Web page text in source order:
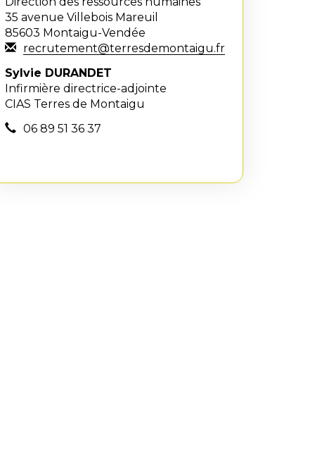
35 avenue Villebois Mareuil
85603 Montaigu-Vendée
recrutement@terresdemontaigu.fr
Sylvie DURANDET
Infirmière directrice-adjointe
CIAS Terres de Montaigu
06 89 51 36 37